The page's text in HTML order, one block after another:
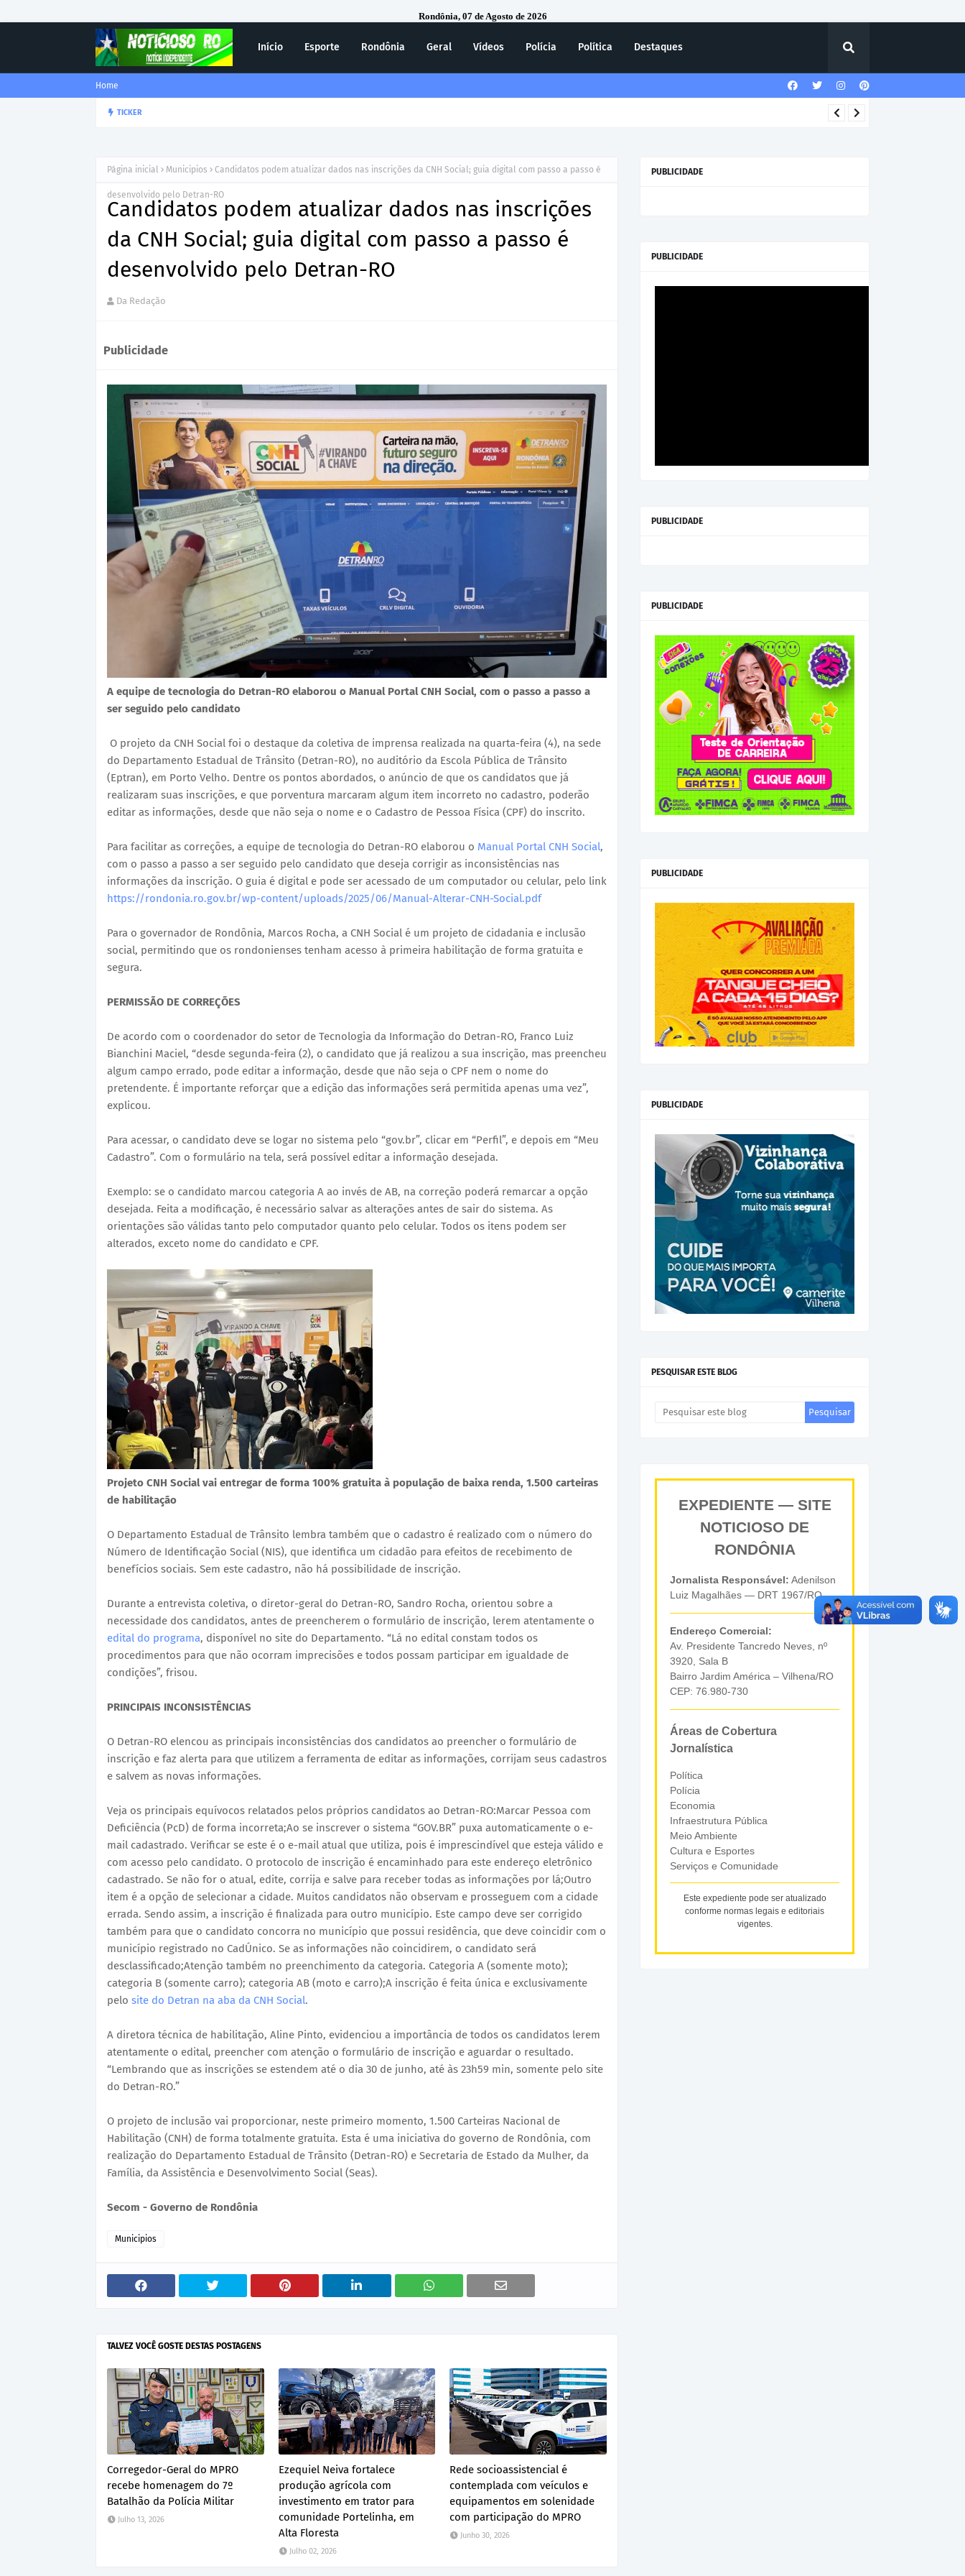
Rondônia, 07 de Agosto de 2026
Início Esporte Rondônia Geral Vídeos Polícia Política Destaques
Home
TICKER
Página inicial Municipios Candidatos podem atualizar dados nas inscrições da CNH Social; guia digital com passo a passo é
desenvolvido pelo Detran-RO
Candidatos podem atualizar dados nas inscrições
da CNH Social; guia digital com passo a passo é
desenvolvido pelo Detran-RO
Da Redação
Publicidade
A equipe de tecnologia do Detran-RO elaborou o Manual Portal CNH Social, com o passo a passo a
ser seguido pelo candidato
O projeto da CNH Social foi o destaque da coletiva de imprensa realizada na quarta-feira (4), na sede
do Departamento Estadual de Trânsito (Detran-RO), no auditório da Escola Pública de Trânsito
(Eptran), em Porto Velho. Dentre os pontos abordados, o anúncio de que os candidatos que já
realizaram suas inscrições, e que porventura marcaram algum item incorreto no cadastro, poderão
editar as informações, desde que não seja o nome e o Cadastro de Pessoa Física (CPF) do inscrito.
Para facilitar as correções, a equipe de tecnologia do Detran-RO elaborou o Manual Portal CNH Social,
com o passo a passo a ser seguido pelo candidato que deseja corrigir as inconsistências nas
informações da inscrição. O guia é digital e pode ser acessado de um computador ou celular, pelo link
https://rondonia.ro.gov.br/wp-content/uploads/2025/06/Manual-Alterar-CNH-Social.pdf
Para o governador de Rondônia, Marcos Rocha, a CNH Social é um projeto de cidadania e inclusão
social, permitindo que os rondonienses tenham acesso à primeira habilitação de forma gratuita e
segura.
PERMISSÃO DE CORREÇÕES
De acordo com o coordenador do setor de Tecnologia da Informação do Detran-RO, Franco Luiz
Bianchini Maciel, “desde segunda-feira (2), o candidato que já realizou a sua inscrição, mas preencheu
algum campo errado, pode editar a informação, desde que não seja o CPF nem o nome do
pretendente. É importante reforçar que a edição das informações será permitida apenas uma vez”,
explicou.
Para acessar, o candidato deve se logar no sistema pelo “gov.br”, clicar em “Perfil”, e depois em “Meu
Cadastro”. Com o formulário na tela, será possível editar a informação desejada.
Exemplo: se o candidato marcou categoria A ao invés de AB, na correção poderá remarcar a opção
desejada. Feita a modificação, é necessário salvar as alterações antes de sair do sistema. As
orientações são válidas tanto pelo computador quanto pelo celular. Todos os itens podem ser
alterados, exceto nome do candidato e CPF.
Projeto CNH Social vai entregar de forma 100% gratuita à população de baixa renda, 1.500 carteiras
de habilitação
O Departamento Estadual de Trânsito lembra também que o cadastro é realizado com o número do
Número de Identificação Social (NIS), que identifica um cidadão para efeitos de recebimento de
benefícios sociais. Sem este cadastro, não há possibilidade de inscrição.
Durante a entrevista coletiva, o diretor-geral do Detran-RO, Sandro Rocha, orientou sobre a
necessidade dos candidatos, antes de preencherem o formulário de inscrição, lerem atentamente o
edital do programa, disponível no site do Departamento. “Lá no edital constam todos os
procedimentos para que não ocorram imprecisões e todos possam participar em igualdade de
condições”, frisou.
PRINCIPAIS INCONSISTÊNCIAS
O Detran-RO elencou as principais inconsistências dos candidatos ao preencher o formulário de
inscrição e faz alerta para que utilizem a ferramenta de editar as informações, corrijam seus cadastros
e salvem as novas informações.
Veja os principais equívocos relatados pelos próprios candidatos ao Detran-RO:Marcar Pessoa com
Deficiência (PcD) de forma incorreta;Ao se inscrever o sistema “GOV.BR” puxa automaticamente o e-
mail cadastrado. Verificar se este é o e-mail atual que utiliza, pois é imprescindível que esteja válido e
com acesso pelo candidato. O protocolo de inscrição é encaminhado para este endereço eletrônico
cadastrado. Se não for o atual, edite, corrija e salve para receber todas as informações por lá;Outro
item é a opção de selecionar a cidade. Muitos candidatos não observam e prosseguem com a cidade
errada. Sendo assim, a inscrição é finalizada para outro município. Este campo deve ser corrigido
também para que o candidato concorra no município que possui residência, que deve coincidir com o
município registrado no CadÚnico. Se as informações não coincidirem, o candidato será
desclassificado;Atenção também no preenchimento da categoria. Categoria A (somente moto);
categoria B (somente carro); categoria AB (moto e carro);A inscrição é feita única e exclusivamente
pelo site do Detran na aba da CNH Social.
A diretora técnica de habilitação, Aline Pinto, evidenciou a importância de todos os candidatos lerem
atentamente o edital, preencher com atenção o formulário de inscrição e aguardar o resultado.
“Lembrando que as inscrições se estendem até o dia 30 de junho, até às 23h59 min, somente pelo site
do Detran-RO.”
O projeto de inclusão vai proporcionar, neste primeiro momento, 1.500 Carteiras Nacional de
Habilitação (CNH) de forma totalmente gratuita. Esta é uma iniciativa do governo de Rondônia, com
realização do Departamento Estadual de Trânsito (Detran-RO) e Secretaria de Estado da Mulher, da
Família, da Assistência e Desenvolvimento Social (Seas).
Secom - Governo de Rondônia
Municipios
TALVEZ VOCÊ GOSTE DESTAS POSTAGENS
Corregedor-Geral do MPRO
recebe homenagem do 7º
Batalhão da Polícia Militar
Julho 13, 2026
Ezequiel Neiva fortalece
produção agrícola com
investimento em trator para
comunidade Portelinha, em
Alta Floresta
Julho 02, 2026
Rede socioassistencial é
contemplada com veículos e
equipamentos em solenidade
com participação do MPRO
Junho 30, 2026
PUBLICIDADE
PUBLICIDADE
PUBLICIDADE
PUBLICIDADE
PUBLICIDADE
PUBLICIDADE
PESQUISAR ESTE BLOG
EXPEDIENTE — SITE
NOTICIOSO DE
RONDÔNIA
Jornalista Responsável: Adenilson
Luiz Magalhães — DRT 1967/RO
Endereço Comercial:
Av. Presidente Tancredo Neves, nº
3920, Sala B
Bairro Jardim América – Vilhena/RO
CEP: 76.980-730
Áreas de Cobertura
Jornalística
Política
Polícia
Economia
Infraestrutura Pública
Meio Ambiente
Cultura e Esportes
Serviços e Comunidade
Este expediente pode ser atualizado
conforme normas legais e editoriais
vigentes.